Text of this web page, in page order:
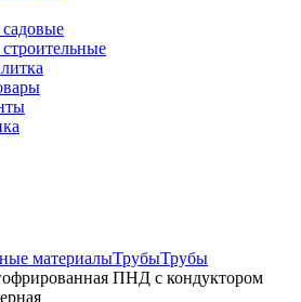
материалыТрубыТрубы
ПНД с кондуктором